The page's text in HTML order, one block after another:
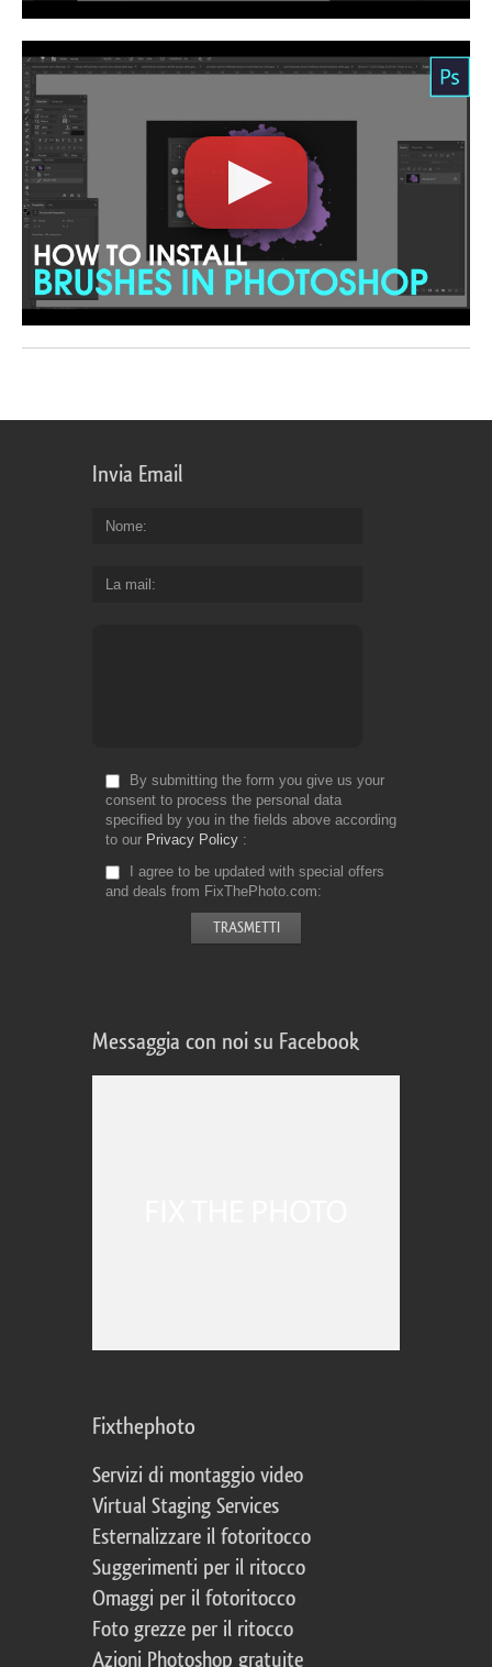
Invia Email
Nome
La mail
By submitting the form you give us your
consent to process the personal data
specified by you in the fields above according
to our Privacy Policy
I agree to be updated with special offers
and deals from FixThePhoto.com
Messaggia con noi su Facebook
Fixthephoto
Servizi di montaggio video
Virtual Staging Services
Esternalizzare il fotoritocco
Suggerimenti per il ritocco
Omaggi per il fotoritocco
Foto grezze per il ritocco
Azioni Photoshop gratuite